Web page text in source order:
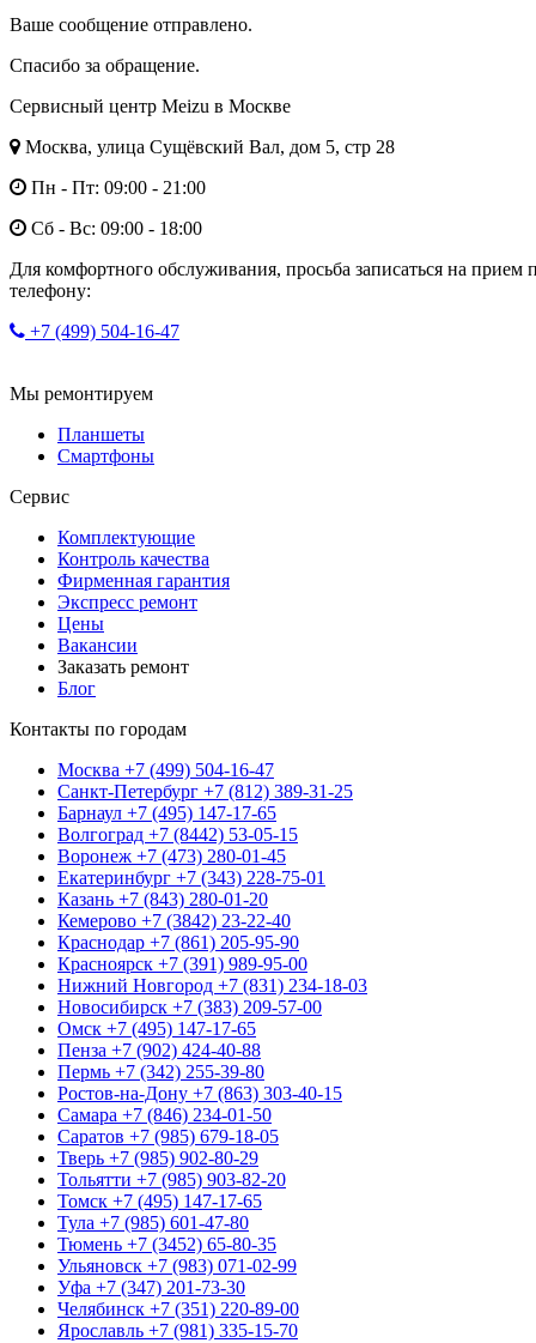
Ваше сообщение отправлено.
Спасибо за обращение.
Сервисный центр Meizu в Москве
Москва, улица Сущёвский Вал, дом 5, стр 28
Пн - Пт: 09:00 - 21:00
Сб - Вс: 09:00 - 18:00
Для комфортного обслуживания, просьба записаться на прием
телефону:
+7 (499) 504-16-47
Мы ремонтируем
Планшеты
Смартфоны
Сервис
Комплектующие
Контроль качества
Фирменная гарантия
Экспресс ремонт
Цены
Вакансии
Заказать ремонт
Блог
Контакты по городам
Москва +7 (499) 504-16-47
Санкт-Петербург +7 (812) 389-31-25
Барнаул +7 (495) 147-17-65
Волгоград +7 (8442) 53-05-15
Воронеж +7 (473) 280-01-45
Екатеринбург +7 (343) 228-75-01
Казань +7 (843) 280-01-20
Кемерово +7 (3842) 23-22-40
Краснодар +7 (861) 205-95-90
Красноярск +7 (391) 989-95-00
Нижний Новгород +7 (831) 234-18-03
Новосибирск +7 (383) 209-57-00
Омск +7 (495) 147-17-65
Пенза +7 (902) 424-40-88
Пермь +7 (342) 255-39-80
Ростов-на-Дону +7 (863) 303-40-15
Самара +7 (846) 234-01-50
Саратов +7 (985) 679-18-05
Тверь +7 (985) 902-80-29
Тольятти +7 (985) 903-82-20
Томск +7 (495) 147-17-65
Тула +7 (985) 601-47-80
Тюмень +7 (3452) 65-80-35
Ульяновск +7 (983) 071-02-99
Уфа +7 (347) 201-73-30
Челябинск +7 (351) 220-89-00
Ярославль +7 (981) 335-15-70